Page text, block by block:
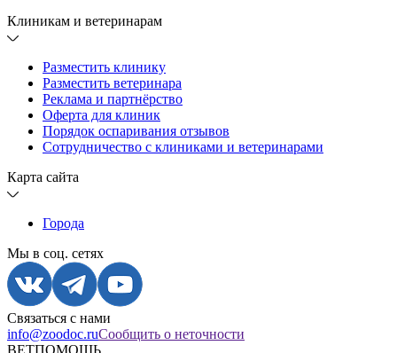
Клиникам и ветеринарам
Разместить клинику
Разместить ветеринара
Реклама и партнёрство
Оферта для клиник
Порядок оспаривания отзывов
Сотрудничество с клиниками и ветеринарами
Карта сайта
Города
Мы в соц. сетях
Связаться с нами
info@zoodoc.ruСообщить о неточности